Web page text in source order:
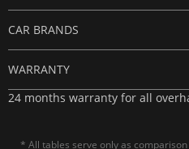
CAR BRANDS
WARRANTY
24 months warranty for all
* All tables serve only as